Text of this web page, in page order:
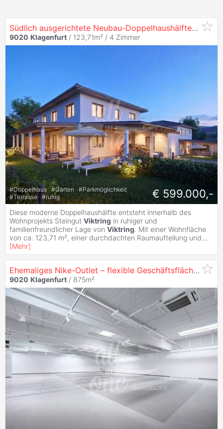
Südlich ausgerichtete Neubau-Doppelhaushälfte mit großzügigem Garten in
9020 Klagenfurt / 123,71m² / 4 Zimmer
#Doppelhaus #Garten #Parkmöglichkeit
#Terrasse #ruhig € 599.000,-
Diese moderne Doppelhaushälfte entsteht innerhalb des
Wohnprojekts Steingut Viktring in ruhiger und
familienfreundlicher Lage von Viktring. Mit einer Wohnfläche
von ca. 123,71 m², einer durchdachten Raumaufteilung und...
[Mehr]
Ehemaliges Nike-Outlet – flexible Geschäftsfläche mit Lager & Büro im Businesspark
9020 Klagenfurt / 875m²